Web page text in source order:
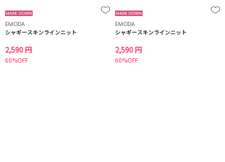
EMODA
シャギースキンラインニット
2,590 円
60%OFF
EMODA
シャギースキンラインニット
2,590 円
60%OFF